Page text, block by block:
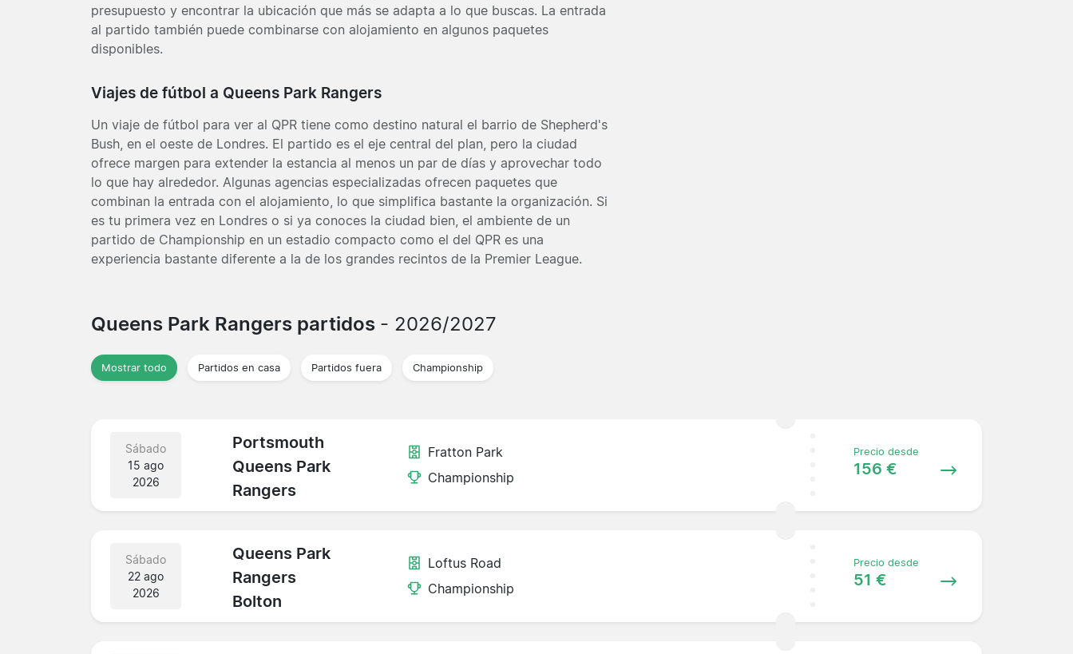
presupuesto y encontrar la ubicación que más se adapta a lo que buscas. La entrada
al partido también puede combinarse con alojamiento en algunos paquetes
disponibles.
Viajes de fútbol a Queens Park Rangers
Un viaje de fútbol para ver al QPR tiene como destino natural el barrio de Shepherd's
Bush, en el oeste de Londres. El partido es el eje central del plan, pero la ciudad
ofrece margen para extender la estancia al menos un par de días y aprovechar todo
lo que hay alrededor. Algunas agencias especializadas ofrecen paquetes que
combinan la entrada con el alojamiento, lo que simplifica bastante la organización. Si
es tu primera vez en Londres o si ya conoces la ciudad bien, el ambiente de un
partido de Championship en un estadio compacto como el del QPR es una
experiencia bastante diferente a la de los grandes recintos de la Premier League.
Queens Park Rangers partidos - 2026/2027
Mostrar todo Partidos en casa Partidos fuera Championship
Sábado
15 ago
2026
Portsmouth
Queens Park
Rangers
Fratton Park
Championship
Precio desde
156 €
Sábado
22 ago
2026
Queens Park
Rangers
Bolton
Loftus Road
Championship
Precio desde
51 €